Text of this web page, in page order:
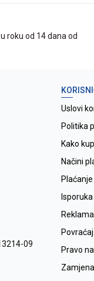
roku od 14 dana od
09
Uslovi
Politika
Kako
Načini
Isporuka
Pravo